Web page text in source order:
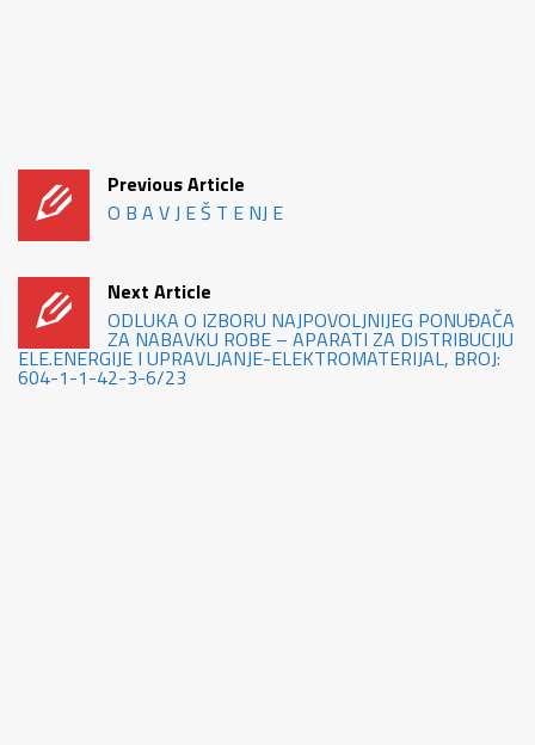
Previous Article
O B A V J E Š T E NJ E
Next Article
ODLUKA O IZBORU NAJPOVOLJNIJEG PONUĐAČA
ZA NABAVKU ROBE – APARATI ZA DISTRIBUCIJU
ELE.ENERGIJE I UPRAVLJANJE-ELEKTROMATERIJAL, BROJ:
604-1-1-42-3-6/23